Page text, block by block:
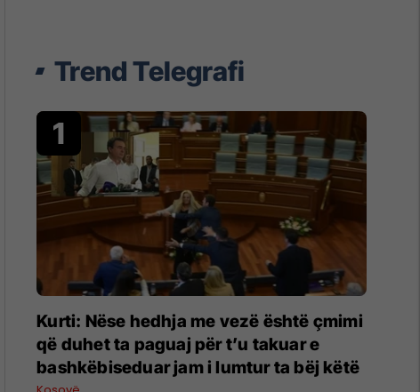
Trend Telegrafi
Kurti: Nëse hedhja me vezë është çmimi
që duhet ta paguaj për t’u takuar e
bashkëbiseduar jam i lumtur ta bëj këtë